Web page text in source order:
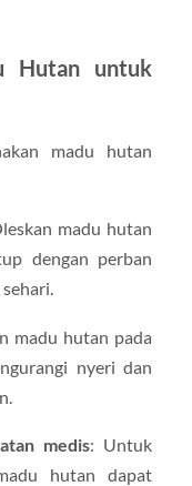
Hutan untuk
madu hutan
madu hutan
dengan perban
madu hutan pada
nyeri dan
medis: Untuk
hutan dapat